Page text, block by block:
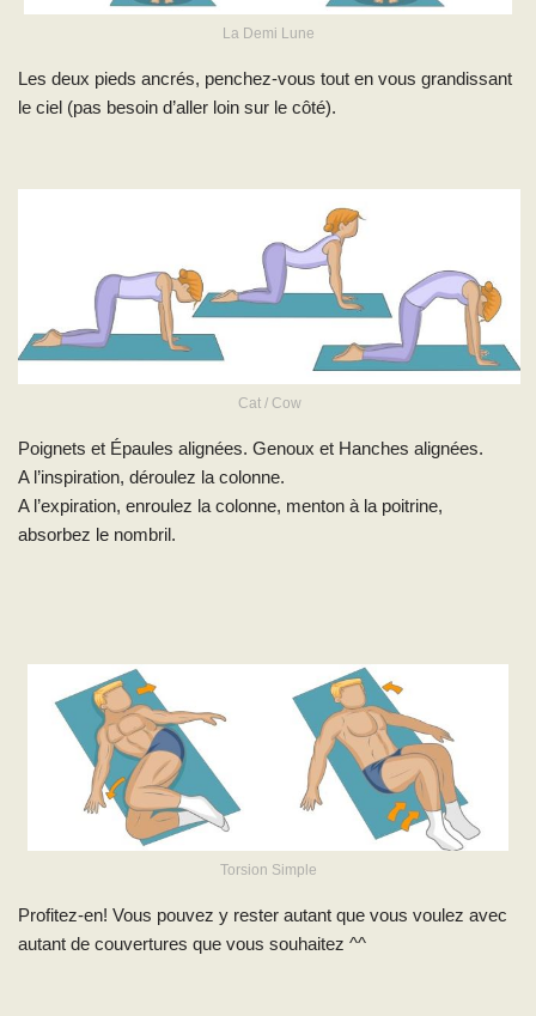
La Demi Lune
Les deux pieds ancrés, penchez-vous tout en vous grandissant
le ciel (pas besoin d’aller loin sur le côté).
Cat / Cow
Poignets et Épaules alignées. Genoux et Hanches alignées.
A l’inspiration, déroulez la colonne.
A l’expiration, enroulez la colonne, menton à la poitrine,
absorbez le nombril.
Torsion Simple
Profitez-en! Vous pouvez y rester autant que vous voulez avec
autant de couvertures que vous souhaitez ^^